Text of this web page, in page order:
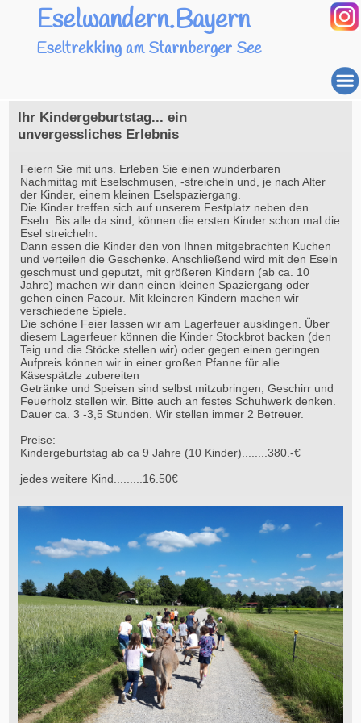
Eselwandern.Bayern
Eseltrekking am Starnberger See
Ihr Kindergeburtstag... ein
unvergessliches Erlebnis
Feiern Sie mit uns. Erleben Sie einen wunderbaren
Nachmittag mit Eselschmusen, -streicheln und, je nach Alter
der Kinder, einem kleinen Eselspaziergang.
Die Kinder treffen sich auf unserem Festplatz neben den
Eseln. Bis alle da sind, können die ersten Kinder schon mal die
Esel streicheln.
Dann essen die Kinder den von Ihnen mitgebrachten Kuchen
und verteilen die Geschenke. Anschließend wird mit den Eseln
geschmust und geputzt, mit größeren Kindern (ab ca. 10
Jahre) machen wir dann einen kleinen Spaziergang oder
gehen einen Pacour. Mit kleineren Kindern machen wir
verschiedene Spiele.
Die schöne Feier lassen wir am Lagerfeuer ausklingen. Über
diesem Lagerfeuer können die Kinder Stockbrot backen (den
Teig und die Stöcke stellen wir) oder gegen einen geringen
Aufpreis können wir in einer großen Pfanne für alle
Käsespätzle zubereiten
Getränke und Speisen sind selbst mitzubringen, Geschirr und
Feuerholz stellen wir. Bitte auch an festes Schuhwerk denken.
Dauer ca. 3 -3,5 Stunden. Wir stellen immer 2 Betreuer.
Preise:
Kindergeburtstag ab ca 9 Jahre (10 Kinder)........380.-€
jedes weitere Kind.........16.50€